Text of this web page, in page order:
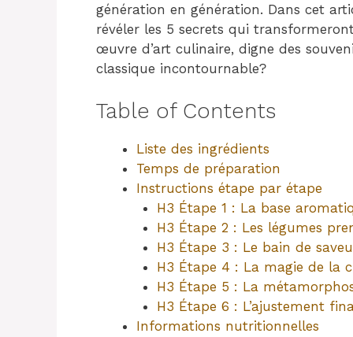
génération en génération. Dans cet
révéler les 5 secrets qui
œuvre d’art culinaire, digne des
classique incontournable?
Table of Contents
Liste des ingrédients
Temps de préparation
Instructions étape par étape
H3 Étape 1 : La base
H3 Étape 2 : Les légumes
H3 Étape 3 : Le bain de
H3 Étape 4 : La magie de la
H3 Étape 5 : La
H3 Étape 6 : L’ajustement
Informations nutritionnelles